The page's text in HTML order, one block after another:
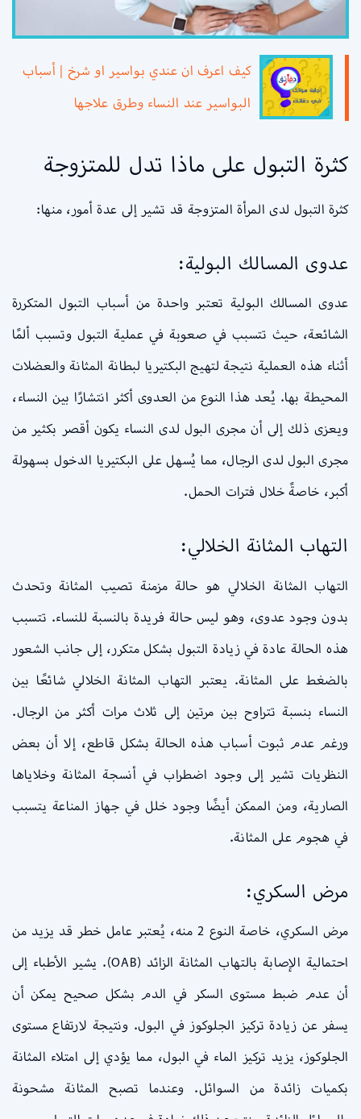
كيف اعرف ان عندي بواسير او شرخ | أسباب
البواسير عند النساء وطرق علاجها
كثرة التبول على ماذا تدل للمتزوجة
كثرة التبول لدى المرأة المتزوجة قد تشير إلى عدة أمور، منها:
عدوى المسالك البولية:
عدوى المسالك البولية تعتبر واحدة من أسباب التبول المتكررة
الشائعة، حيث تتسبب في صعوبة في عملية التبول وتسبب ألمًا
أثناء هذه العملية نتيجة لتهيج البكتيريا لبطانة المثانة والعضلات
المحيطة بها. يُعد هذا النوع من العدوى أكثر انتشارًا بين النساء،
ويعزى ذلك إلى أن مجرى البول لدى النساء يكون أقصر بكثير من
مجرى البول لدى الرجال، مما يُسهل على البكتيريا الدخول بسهولة
أكبر، خاصةً خلال فترات الحمل.
التهاب المثانة الخلالي:
التهاب المثانة الخلالي هو حالة مزمنة تصيب المثانة وتحدث
بدون وجود عدوى، وهو ليس حالة فريدة بالنسبة للنساء. تتسبب
هذه الحالة عادة في زيادة التبول بشكل متكرر، إلى جانب الشعور
بالضغط على المثانة. يعتبر التهاب المثانة الخلالي شائعًا بين
النساء بنسبة تتراوح بين مرتين إلى ثلاث مرات أكثر من الرجال.
ورغم عدم ثبوت أسباب هذه الحالة بشكل قاطع، إلا أن بعض
النظريات تشير إلى وجود اضطراب في أنسجة المثانة وخلاياها
الصارية، ومن الممكن أيضًا وجود خلل في جهاز المناعة يتسبب
في هجوم على المثانة.
مرض السكري:
مرض السكري، خاصة النوع 2 منه، يُعتبر عامل خطر قد يزيد من
احتمالية الإصابة بالتهاب المثانة الزائد (OAB). يشير الأطباء إلى
أن عدم ضبط مستوى السكر في الدم بشكل صحيح يمكن أن
يسفر عن زيادة تركيز الجلوكوز في البول. ونتيجة لارتفاع مستوى
الجلوكوز، يزيد تركيز الماء في البول، مما يؤدي إلى امتلاء المثانة
بكميات زائدة من السوائل. وعندما تصبح المثانة مشحونة